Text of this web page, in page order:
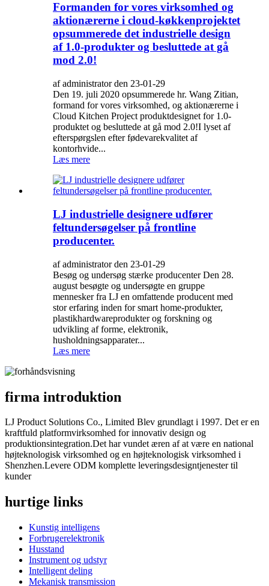
Formanden for vores virksomhed og
aktionærerne i cloud-køkkenprojektet
opsummerede det industrielle design
af 1.0-produkter og besluttede at gå
mod 2.0!
af administrator den 23-01-29
Den 19. juli 2020 opsummerede hr. Wang Zitian,
formand for vores virksomhed, og aktionærerne i
Cloud Kitchen Project produktdesignet for 1.0-
produktet og besluttede at gå mod 2.0!I lyset af
efterspørgslen efter fødevarekvalitet af
kontorhvide...
Læs mere
LJ industrielle designere udfører
feltundersøgelser på frontline
producenter.
af administrator den 23-01-29
Besøg og undersøg stærke producenter Den 28.
august besøgte og undersøgte en gruppe
mennesker fra LJ en omfattende producent med
stor erfaring inden for smart home-produkter,
plastikhardwareprodukter og forskning og
udvikling af forme, elektronik,
husholdningsapparater...
Læs mere
firma introduktion
LJ Product Solutions Co., Limited Blev grundlagt i 1997. Det er en
kraftfuld platformvirksomhed for innovativ design og
produktionsintegration.Det har vundet æren af ​​at være en national
højteknologisk virksomhed og en højteknologisk virksomhed i
Shenzhen.Levere ODM komplette leveringsdesigntjenester til
kunder
hurtige links
Kunstig intelligens
Forbrugerelektronik
Husstand
Instrument og udstyr
Intelligent deling
Mekanisk transmission